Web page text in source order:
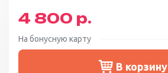
4 800 р.
На бонусную карту
В корзину